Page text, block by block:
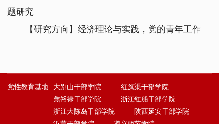
题研究
【研究方向】经济理论与实践，党的青年工作
党性教育基地 大别山干部学院
红旗渠干部学院
焦裕禄干部学院
浙江红船干部学院
浙江大陈岛干部学院
陕西延安干部学院